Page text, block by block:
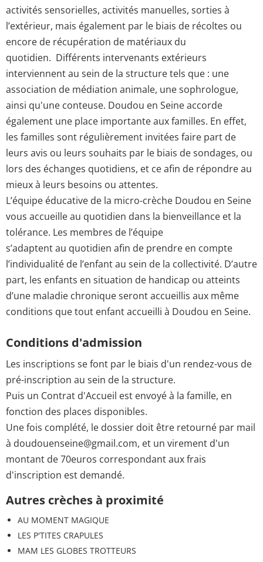
activités sensorielles, activités manuelles, sorties à
l’extérieur, mais également par le biais de récoltes ou
encore de récupération de matériaux du
quotidien. Différents intervenants extérieurs
interviennent au sein de la structure tels que : une
association de médiation animale, une sophrologue,
ainsi qu'une conteuse. Doudou en Seine accorde
également une place importante aux familles. En effet,
les familles sont régulièrement invitées faire part de
leurs avis ou leurs souhaits par le biais de sondages, ou
lors des échanges quotidiens, et ce afin de répondre au
mieux à leurs besoins ou attentes.
L’équipe éducative de la micro-crèche Doudou en Seine
vous accueille au quotidien dans la bienveillance et la
tolérance. Les membres de l’équipe
s’adaptent au quotidien afin de prendre en compte
l’individualité de l’enfant au sein de la collectivité. D’autre
part, les enfants en situation de handicap ou atteints
d’une maladie chronique seront accueillis aux même
conditions que tout enfant accueilli à Doudou en Seine.
Conditions d'admission
Les inscriptions se font par le biais d'un rendez-vous de
pré-inscription au sein de la structure.
Puis un Contrat d'Accueil est envoyé à la famille, en
fonction des places disponibles.
Une fois complété, le dossier doit être retourné par mail
à doudouenseine@gmail.com, et un virement d'un
montant de 70euros correspondant aux frais
d'inscription est demandé.
Autres crèches à proximité
AU MOMENT MAGIQUE
LES P'TITES CRAPULES
MAM LES GLOBES TROTTEURS